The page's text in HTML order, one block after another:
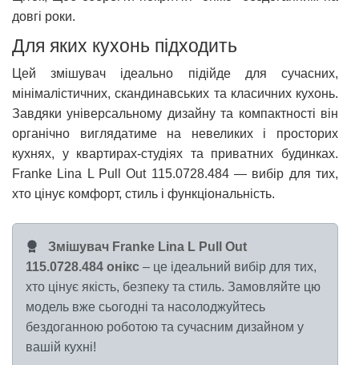
довгі роки.
Для яких кухонь підходить
Цей змішувач ідеально підійде для сучасних,
мінімалістичних, скандинавських та класичних кухонь.
Завдяки універсальному дизайну та компактності він
органічно виглядатиме на невеликих і просторих
кухнях, у квартирах-студіях та приватних будинках.
Franke Lina L Pull Out 115.0728.484 — вибір для тих,
хто цінує комфорт, стиль і функціональність.
Змішувач Franke Lina L Pull Out
115.0728.484 онікс – це ідеальний вибір для тих,
хто цінує якість, безпеку та стиль. Замовляйте цю
модель вже сьогодні та насолоджуйтесь
бездоганною роботою та сучасним дизайном у
вашій кухні!